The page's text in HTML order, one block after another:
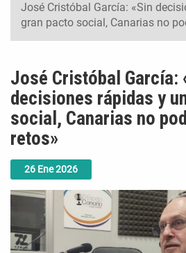
José Cristóbal García: «Sin
gran pacto social, Canarias no
26 Ene2026
José Cristóbal García:
decisiones rápidas y
social, Canarias no
retos»